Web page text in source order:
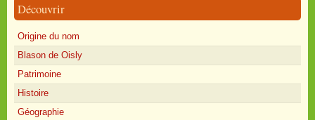
Découvrir
Origine du nom
Blason de Oisly
Patrimoine
Histoire
Géographie